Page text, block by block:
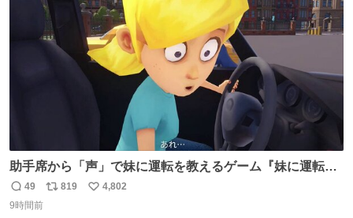
数
助手席から「声」で妹に運転を教えるゲーム『妹に運転を
教える』の最新映像が公開。危険だらけの道路で生き残れ
るか news.denfaminicogamer.jp/news/260806s プレイヤ
返
信
49
リ
819
い
4,802
9時間前